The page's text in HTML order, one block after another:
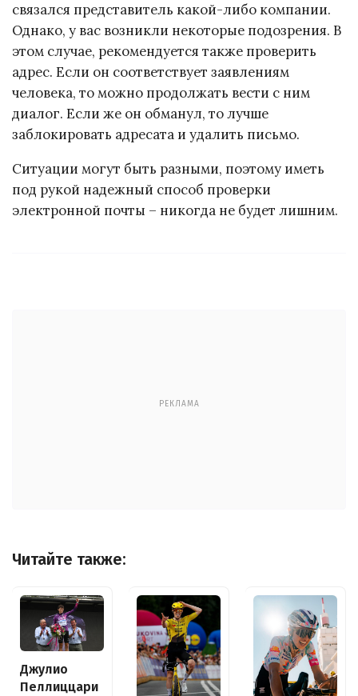
связался представитель какой-либо компании.
Однако, у вас возникли некоторые подозрения. В
этом случае, рекомендуется также проверить
адрес. Если он соответствует заявлениям
человека, то можно продолжать вести с ним
диалог. Если же он обманул, то лучше
заблокировать адресата и удалить письмо.
Ситуации могут быть разными, поэтому иметь
под рукой надежный способ проверки
электронной почты – никогда не будет лишним.
РЕКЛАМА
Читайте также:
Джулио
Пеллиццари